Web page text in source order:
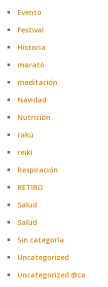
Evento
Festival
Historia
marató
meditación
Navidad
Nutrición
rakú
reiki
Respiración
RETIRO
Salud
Salud
Sin categoría
Uncategorized
Uncategorized @ca